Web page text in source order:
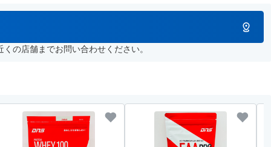
の店舗までお問い合わせください。